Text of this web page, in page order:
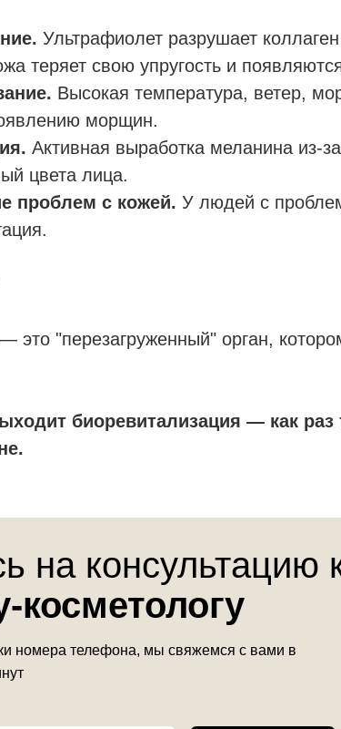
Ультрафиолет разрушает
теряет свою упругость и
Высокая температура, ветер,
морщин.
Активная выработка меланина из-
цвета лица.
проблем с кожей. У людей с
это "перезагруженный" орган,
биоревитализация — как
на консультацию
косметологу
номера телефона, мы свяжемся с вами в